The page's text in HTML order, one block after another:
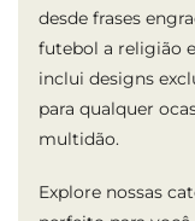
desde frases
futebol a religião
inclui designs
para qualquer
multidão.
Explore nossas